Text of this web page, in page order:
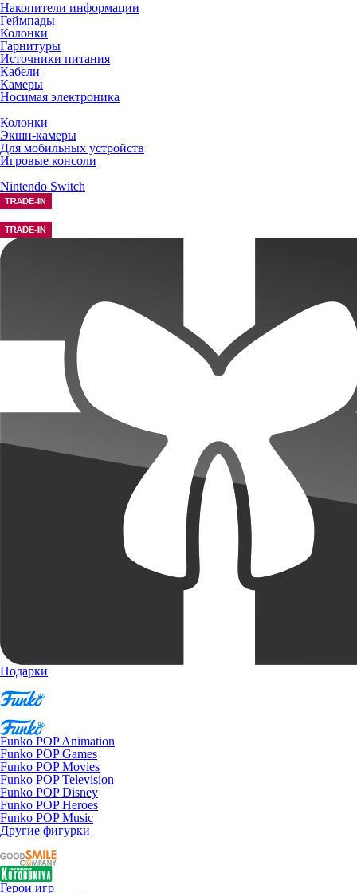
Накопители информации
Геймпады
Колонки
Гарнитуры
Источники питания
Кабели
Камеры
Носимая электроника
Колонки
Экшн-камеры
Для мобильных устройств
Игровые консоли
Nintendo Switch
Подарки
Funko POP Animation
Funko POP Games
Funko POP Movies
Funko POP Television
Funko POP Disney
Funko POP Heroes
Funko POP Music
Другие фигурки
Герои игр